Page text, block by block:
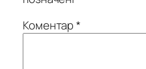
Коментар*